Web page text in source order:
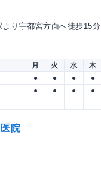
より宇都宮方面へ徒歩15分
月 火 水 木
● ● ● ●
● ● ● ●
院